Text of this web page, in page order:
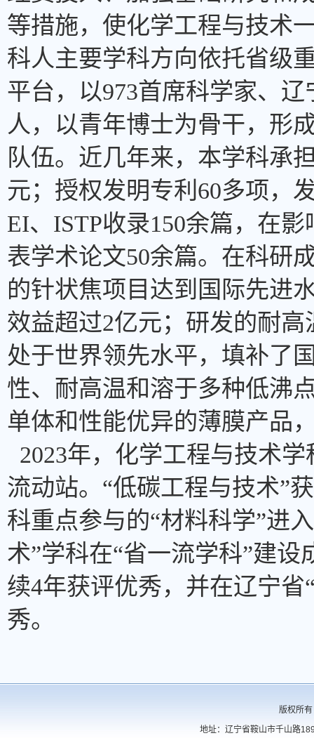
等措施，使化学工程与技术
科人主要学科方向依托省级
平台，以973首席科学家、
人，以青年博士为骨干，形
队伍。近几年来，本学科承
元；授权发明专利60多项，
EI、ISTP收录150余篇，在
表学术论文50余篇。在科研
的针状焦项目达到国际先进
效益超过2亿元；研发的耐
处于世界领先水平，填补了
性、耐高温和溶于多种低沸
单体和性能优异的薄膜产品
2023年，化学工程与技术
流动站。“低碳工程与技术”
科重点参与的“材料科学”进
术”学科在“省一流学科”建
续4年获评优秀，并在辽宁
秀。
版权所
地址：辽宁省鞍山市千山路